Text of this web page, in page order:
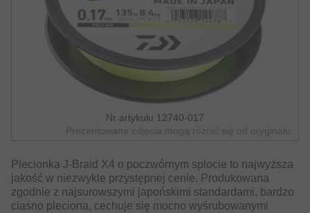
Nr artykułu 12740-017
Prezentowane zdjęcia mogą różnić się od oryginału.
Plecionka J-Braid X4 o poczwórnym splocie to najwyższa
jakość w niezwykle przystępnej cenie. Produkowana
zgodnie z najsurowszymi japońskimi standardami, bardzo
ciasno pleciona, cechuje się mocno wyśrubowanymi